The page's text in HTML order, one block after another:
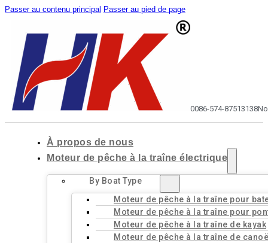
Passer au contenu principal Passer au pied de page
0086-574-87513138
À propos de nous
Moteur de pêche à la traîne électrique
By Boat Type
Moteur de pêche à la traîne pour
Moteur de pêche à la traîne pour
Moteur de pêche à la traîne de kayak
Moteur de pêche à la traîne de canoë